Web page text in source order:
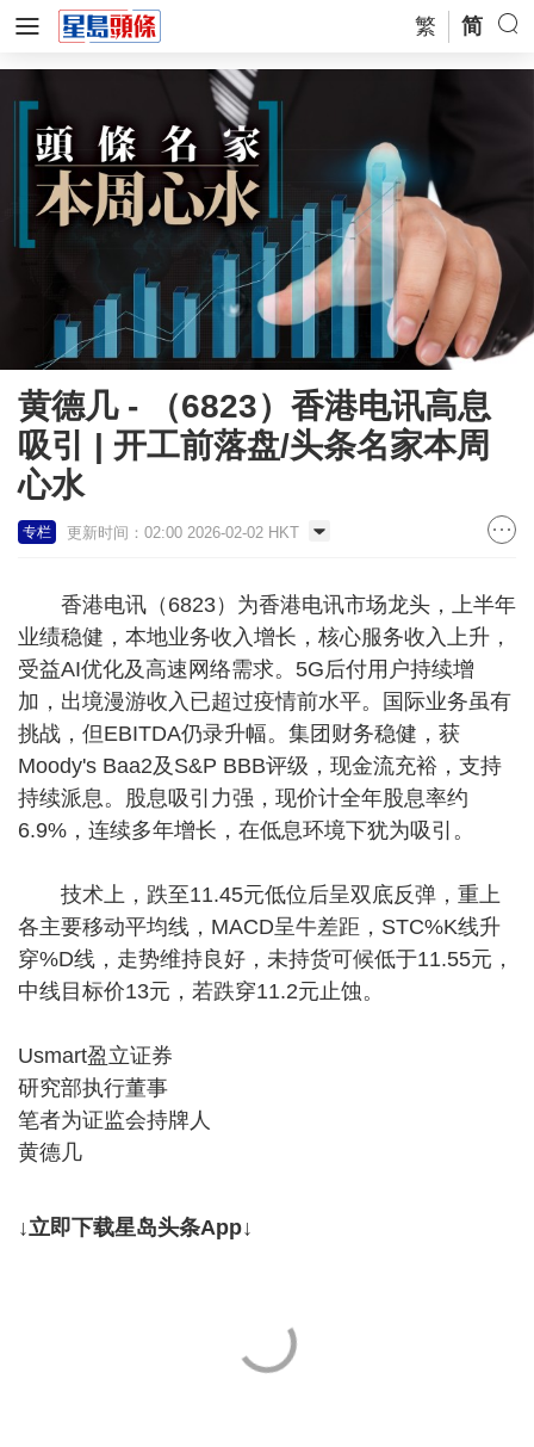
繁 简
黄德几 - （6823）香港电讯高息
吸引 | 开工前落盘/头条名家本周
心水
专栏 更新时间：02:00 2026-02-02 HKT
香港电讯（6823）为香港电讯市场龙头，上半年
业绩稳健，本地业务收入增长，核心服务收入上升，
受益AI优化及高速网络需求。5G后付用户持续增
加，出境漫游收入已超过疫情前水平。国际业务虽有
挑战，但EBITDA仍录升幅。集团财务稳健，获
Moody's Baa2及S&P BBB评级，现金流充裕，支持
持续派息。股息吸引力强，现价计全年股息率约
6.9%，连续多年增长，在低息环境下犹为吸引。
技术上，跌至11.45元低位后呈双底反弹，重上
各主要移动平均线，MACD呈牛差距，STC%K线升
穿%D线，走势维持良好，未持货可候低于11.55元，
中线目标价13元，若跌穿11.2元止蚀。
Usmart盈立证券
研究部执行董事
笔者为证监会持牌人
黄德几
↓立即下载星岛头条App↓